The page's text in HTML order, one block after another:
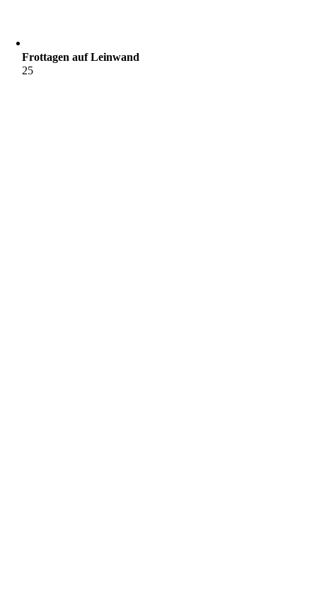
Frottagen auf Leinwand
25